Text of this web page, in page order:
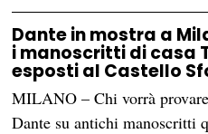
Dante in mostra a
i manoscritti di casa
esposti al Castello
MILANO – Chi vorrà
Dante su antichi manoscritti